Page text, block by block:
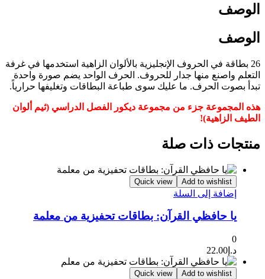
الوصف
الوصف
26 بطاقة في الحروف الإنجليزية بالألوان الزاهية استخدمها في غرفة
التعلم واصنع منها جدار للحروف. الحرف الواحد يضم صورة واحدة
تبدأ بصوت الحرف. ما عليك سوى طباعة البطاقات وتغليفها حرارياً.
هذه المجموعة جزء من مجموعة ديكور الفصل الدراسي (ثيم ألوان
الطيف الزاهية)!
منتجات ذات صلة
Add to wishlist
Quick view
إضافة إلى السلة
يا حافظي القرآن: بطاقات تحفيزية من معلمة
0
د.إ 22.00
Add to wishlist
Quick view